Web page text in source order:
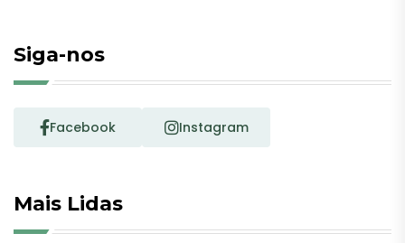
Siga-nos
Facebook Instagram
Mais Lidas